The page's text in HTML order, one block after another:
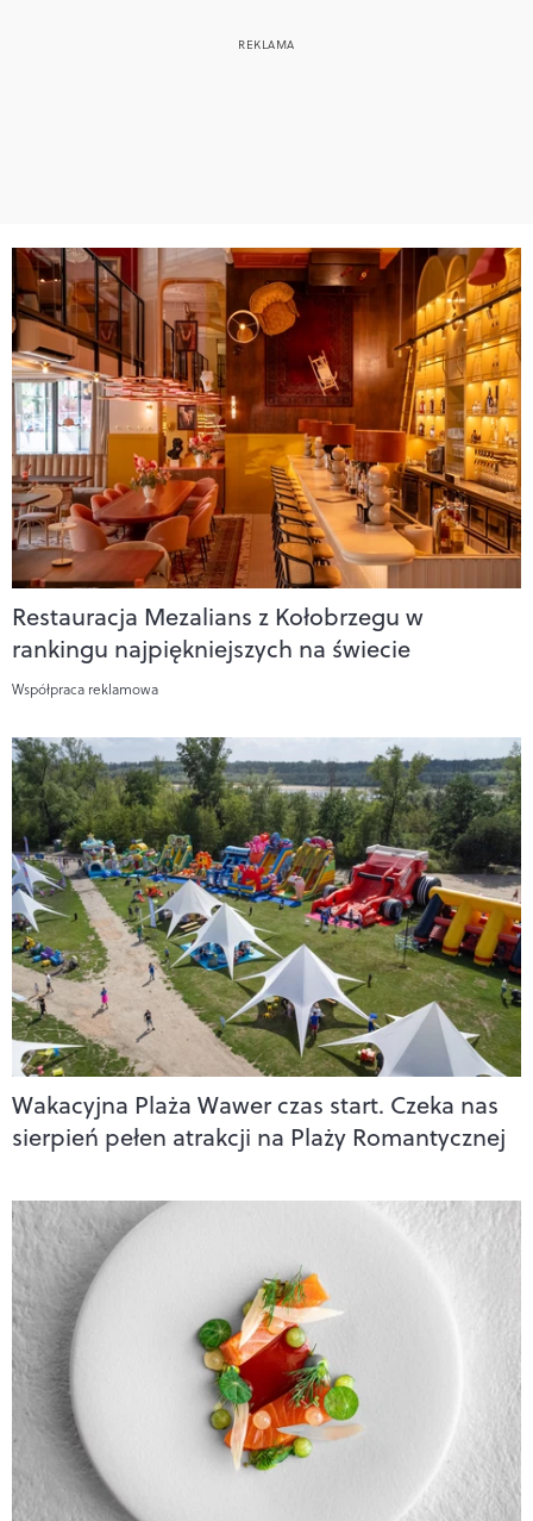
Restauracja Mezalians z Kołobrzegu w
rankingu najpiękniejszych na świecie
Współpraca reklamowa
Wakacyjna Plaża Wawer czas start. Czeka nas
sierpień pełen atrakcji na Plaży Romantycznej